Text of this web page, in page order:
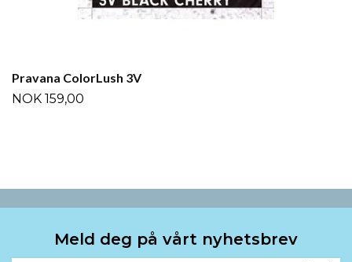
Pravana ColorLush 3V
NOK 159,00
Meld deg på vårt nyhetsbrev